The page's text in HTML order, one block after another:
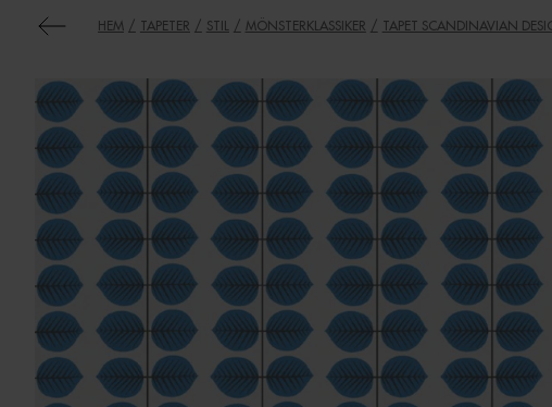
HEM TAPETER STIL MÖNSTERKLASSIKER TAPET SCANDINAVIAN